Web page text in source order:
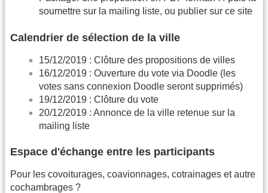
soumettre sur la mailing liste, ou publier sur ce site
Calendrier de sélection de la ville
15/12/2019 : Clôture des propositions de villes
16/12/2019 : Ouverture du vote via Doodle (les
votes sans connexion Doodle seront supprimés)
19/12/2019 : Clôture du vote
20/12/2019 : Annonce de la ville retenue sur la
mailing liste
Espace d'échange entre les participants
Pour les covoiturages, coavionnages, cotrainages et autre
cochambrages ?